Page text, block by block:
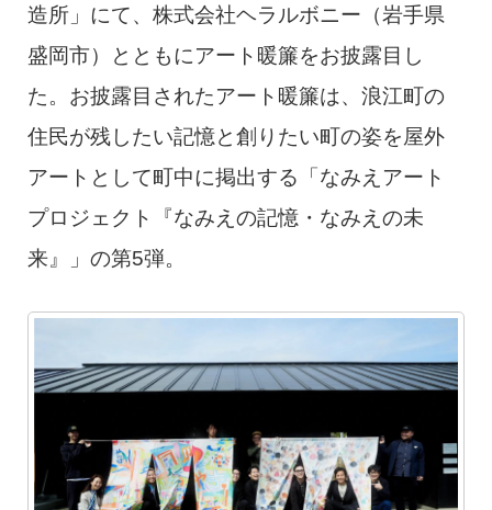
造所」にて、株式会社ヘラルボニー（岩手県
盛岡市）とともにアート暖簾をお披露目し
た。お披露目されたアート暖簾は、浪江町の
住民が残したい記憶と創りたい町の姿を屋外
アートとして町中に掲出する「なみえアート
プロジェクト『なみえの記憶・なみえの未
来』」の第5弾。